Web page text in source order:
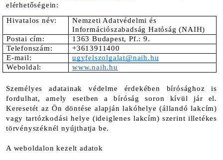
elérhetőségein:
Hivatalos név:
Nemzeti Adatvédelmi és
Információszabadság Hatóság (NAIH)
Postai cím:
1363 Budapest, Pf.: 9.
Telefonszám:
+3613911400
E-mail:
ugyfelszolgalat@naih.hu
Weboldal:
www.naih.hu
Személyes adatainak védelme érdekében bírósághoz is
fordulhat, amely esetben a bíróság soron kívül jár el.
Keresetét az Ön döntése alapján lakóhelye (állandó lakcím)
vagy tartózkodási helye (ideiglenes lakcím) szerint illetékes
törvényszéknél nyújthatja be.
A weboldalon kezelt adatok